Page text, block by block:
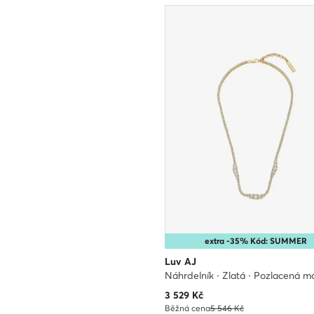
extra -35% Kód: SUMMER
Luv AJ
Náhrdelník · Zlatá · Pozlacená
Aktuální cena
3 529Kč
Běžná cena5 546 Kč